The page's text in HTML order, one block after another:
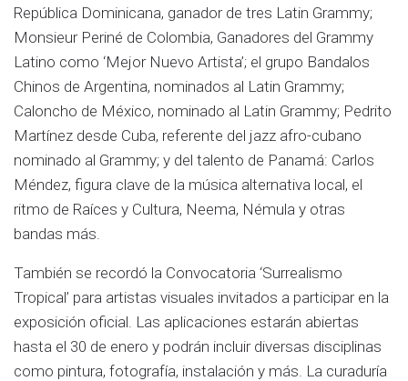
República Dominicana, ganador de tres Latin Grammy;
Monsieur Periné de Colombia, Ganadores del Grammy
Latino como ‘Mejor Nuevo Artista’; el grupo Bandalos
Chinos de Argentina, nominados al Latin Grammy;
Caloncho de México, nominado al Latin Grammy; Pedrito
Martínez desde Cuba, referente del jazz afro-cubano
nominado al Grammy; y del talento de Panamá: Carlos
Méndez, figura clave de la música alternativa local, el
ritmo de Raíces y Cultura, Neema, Némula y otras
bandas más.
También se recordó la Convocatoria ‘Surrealismo
Tropical’ para artistas visuales invitados a participar en la
exposición oficial. Las aplicaciones estarán abiertas
hasta el 30 de enero y podrán incluir diversas disciplinas
como pintura, fotografía, instalación y más. La curaduría